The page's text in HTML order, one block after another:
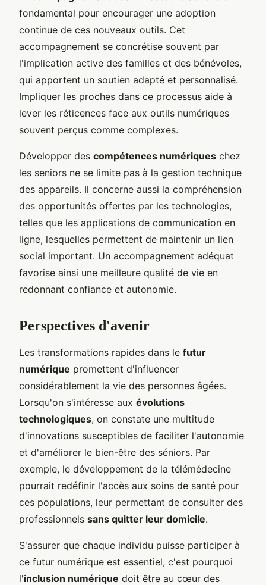
fondamental pour encourager une adoption
continue de ces nouveaux outils. Cet
accompagnement se concrétise souvent par
l'implication active des familles et des bénévoles,
qui apportent un soutien adapté et personnalisé.
Impliquer les proches dans ce processus aide à
lever les réticences face aux outils numériques
souvent perçus comme complexes.
Développer des compétences numériques chez
les seniors ne se limite pas à la gestion technique
des appareils. Il concerne aussi la compréhension
des opportunités offertes par les technologies,
telles que les applications de communication en
ligne, lesquelles permettent de maintenir un lien
social important. Un accompagnement adéquat
favorise ainsi une meilleure qualité de vie en
redonnant confiance et autonomie.
Perspectives d'avenir
Les transformations rapides dans le futur
numérique promettent d'influencer
considérablement la vie des personnes âgées.
Lorsqu'on s'intéresse aux évolutions
technologiques, on constate une multitude
d'innovations susceptibles de faciliter l'autonomie
et d'améliorer le bien-être des séniors. Par
exemple, le développement de la télémédecine
pourrait redéfinir l'accès aux soins de santé pour
ces populations, leur permettant de consulter des
professionnels sans quitter leur domicile.
S'assurer que chaque individu puisse participer à
ce futur numérique est essentiel, c'est pourquoi
l'inclusion numérique doit être au cœur des